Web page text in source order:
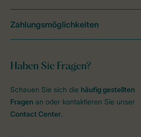
Haben Sie Fragen?
Schauen Sie sich die häufig gestellten
Fragen an oder kontaktieren Sie unser
Contact Center.
Zahlungsmöglichkeiten